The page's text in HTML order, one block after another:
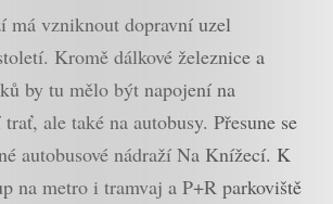
má vzniknout dopravní uzel
Kromě dálkové železnice a
by tu mělo být napojení na
ale také na autobusy. Přesune se
autobusové nádraží Na Knížecí. K
na metro i tramvaj a P+R parkoviště